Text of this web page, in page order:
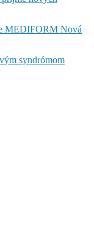
MEDIFORM Nová
syndrómom